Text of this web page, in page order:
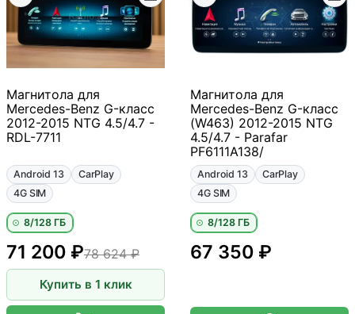
Магнитола для
Mercedes-Benz G-класс
2012-2015 NTG 4.5/4.7 -
RDL-7711
Android 13
CarPlay
4G SIM
8/128 ГБ
78 624 ₽
71 200 ₽
Купить в 1 клик
Магнитола для
Mercedes-Benz G-класс
(W463) 2012-2015 NTG
4.5/4.7 - Parafar
PF6111A138/
Android 13
CarPlay
4G SIM
8/128 ГБ
67 350 ₽